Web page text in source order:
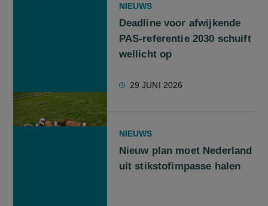
NIEUWS
Deadline voor afwijkende
PAS-referentie 2030 schuift
wellicht op
29 JUNI 2026
NIEUWS
Nieuw plan moet Nederland
uit stikstofimpasse halen